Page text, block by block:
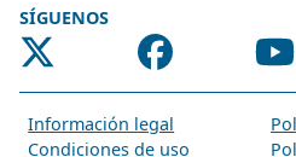
SÍGUENOS
Información legal
Condiciones de uso